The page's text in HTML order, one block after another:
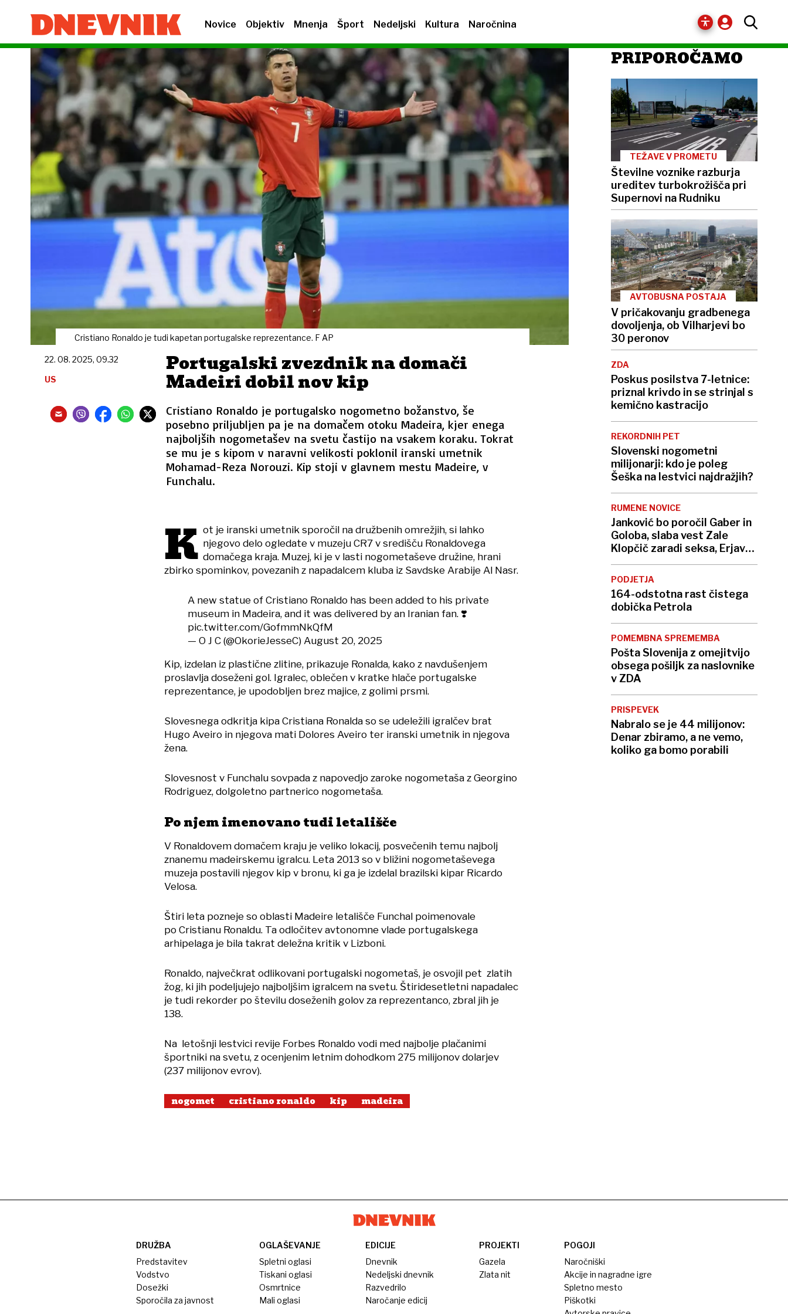
Novice Objektiv Mnenja Šport Nedeljski Kultura Naročnina
Cristiano Ronaldo je tudi kapetan portugalske reprezentance. F AP
Portugalski zvezdnik na domači
Madeiri dobil nov kip
Cristiano Ronaldo je portugalsko nogometno božanstvo, še
posebno priljubljen pa je na domačem otoku Madeira, kjer enega
najboljših nogometašev na svetu častijo na vsakem koraku. Tokrat
se mu je s kipom v naravni velikosti poklonil iranski umetnik
Mohamad-Reza Norouzi. Kip stoji v glavnem mestu Madeire, v
Funchalu.
22. 08. 2025, 09.32
US
K ot je iranski umetnik sporočil na družbenih omrežjih, si lahko
njegovo delo ogledate v muzeju CR7 v središču Ronaldovega
domačega kraja. Muzej, ki je v lasti nogometaševe družine, hrani
zbirko spominkov, povezanih z napadalcem kluba iz Savdske Arabije Al Nasr.
A new statue of Cristiano Ronaldo has been added to his private
museum in Madeira, and it was delivered by an Iranian fan. ❣️
pic.twitter.com/GofmmNkQfM
— O J C (@OkorieJesseC) August 20, 2025
Kip, izdelan iz plastične zlitine, prikazuje Ronalda, kako z navdušenjem
proslavlja doseženi gol. Igralec, oblečen v kratke hlače portugalske
reprezentance, je upodobljen brez majice, z golimi prsmi.
Slovesnega odkritja kipa Cristiana Ronalda so se udeležili igralčev brat
Hugo Aveiro in njegova mati Dolores Aveiro ter iranski umetnik in njegova
žena.
Slovesnost v Funchalu sovpada z napovedjo zaroke nogometaša z Georgino
Rodriguez, dolgoletno partnerico nogometaša.
Po njem imenovano tudi letališče
V Ronaldovem domačem kraju je veliko lokacij, posvečenih temu najbolj
znanemu madeirskemu igralcu. Leta 2013 so v bližini nogometaševega
muzeja postavili njegov kip v bronu, ki ga je izdelal brazilski kipar Ricardo
Velosa.
Štiri leta pozneje so oblasti Madeire letališče Funchal poimenovale
po Cristianu Ronaldu. Ta odločitev avtonomne vlade portugalskega
arhipelaga je bila takrat deležna kritik v Lizboni.
Ronaldo, največkrat odlikovani portugalski nogometaš, je osvojil pet zlatih
žog, ki jih podeljujejo najboljšim igralcem na svetu. Štiridesetletni napadalec
je tudi rekorder po številu doseženih golov za reprezentanco, zbral jih je
138.
Na letošnji lestvici revije Forbes Ronaldo vodi med najbolje plačanimi
športniki na svetu, z ocenjenim letnim dohodkom 275 milijonov dolarjev
(237 milijonov evrov).
nogomet cristiano ronaldo kip madeira
PRIPOROČAMO
TEŽAVE V PROMETU
Številne voznike razburja
ureditev turbokrožišča pri
Supernovi na Rudniku
AVTOBUSNA POSTAJA
V pričakovanju gradbenega
dovoljenja, ob Vilharjevi bo
30 peronov
ZDA
Poskus posilstva 7-letnice:
priznal krivdo in se strinjal s
kemično kastracijo
REKORDNIH PET
Slovenski nogometni
milijonarji: kdo je poleg
Šeška na lestvici najdražjih?
RUMENE NOVICE
Janković bo poročil Gaber in
Goloba, slaba vest Zale
Klopčič zaradi seksa, Erjavec
peš na Brezje
PODJETJA
164-odstotna rast čistega
dobička Petrola
POMEMBNA SPREMEMBA
Pošta Slovenija z omejitvijo
obsega pošiljk za naslovnike
v ZDA
PRISPEVEK
Nabralo se je 44 milijonov:
Denar zbiramo, a ne vemo,
koliko ga bomo porabili
DRUŽBA
Predstavitev
Vodstvo
Dosežki
Sporočila za javnost
OGLAŠEVANJE
Spletni oglasi
Tiskani oglasi
Osmrtnice
Mali oglasi
EDICIJE
Dnevnik
Nedeljski dnevnik
Razvedrilo
Naročanje edicij
PROJEKTI
Gazela
Zlata nit
POGOJI
Naročniški
Akcije in nagradne igre
Spletno mesto
Piškotki